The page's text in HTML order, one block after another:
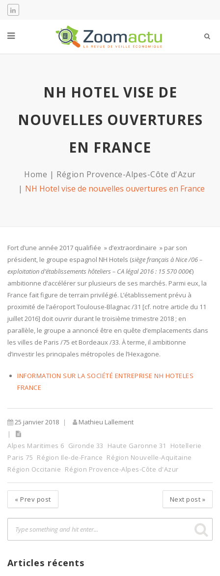
NH HOTEL VISE DE
NOUVELLES OUVERTURES
EN FRANCE
Home
Région Provence-Alpes-Côte d'Azur
NH Hotel vise de nouvelles ouvertures en France
Fort d’une année 2017 qualifiée » d’extraordinaire » par son
président, le groupe espagnol NH Hotels (siège français à Nice /06 –
exploitation d’établissements hôteliers – CA légal 2016 : 15 570 000€)
ambitionne d’accélérer sur plusieurs de ses marchés. Parmi eux, la
France fait figure de terrain privilégié. L’établissement prévu à
proximité de l’aéroport Toulouse-Blagnac /31 [cf. notre article du 11
juillet 2016] doit ouvrir durant le troisième trimestre 2018 ; en
parallèle, le groupe a annoncé être en quête d’emplacements dans
les villes de Paris /75 et Bordeaux /33. À terme, il ambitionne
d’investir les principales métropoles de l’Hexagone.
INFORMATION SUR LA SOCIÉTÉ ENTREPRISE NH HOTELES
FRANCE
25 janvier 2018 Mathieu Lallement
Alpes Maritimes 6 Gironde 33 Haute Garonne 31
Hotellerie
Paris 75 Région Ile-de-France Région Nouvelle-Aquitaine
Région Occitanie Région Provence-Alpes-Côte d'Azur
« Prev post Next post »
Articles récents